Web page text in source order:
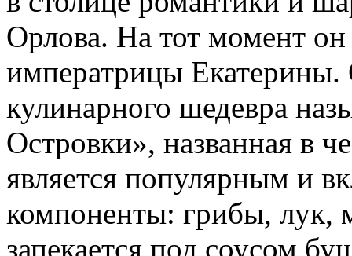
Орлова. На тот момент он
императрицы Екатерины.
кулинарного шедевра
Островки», названная в
является популярным и
компоненты: грибы, лук,
запекается под соусом